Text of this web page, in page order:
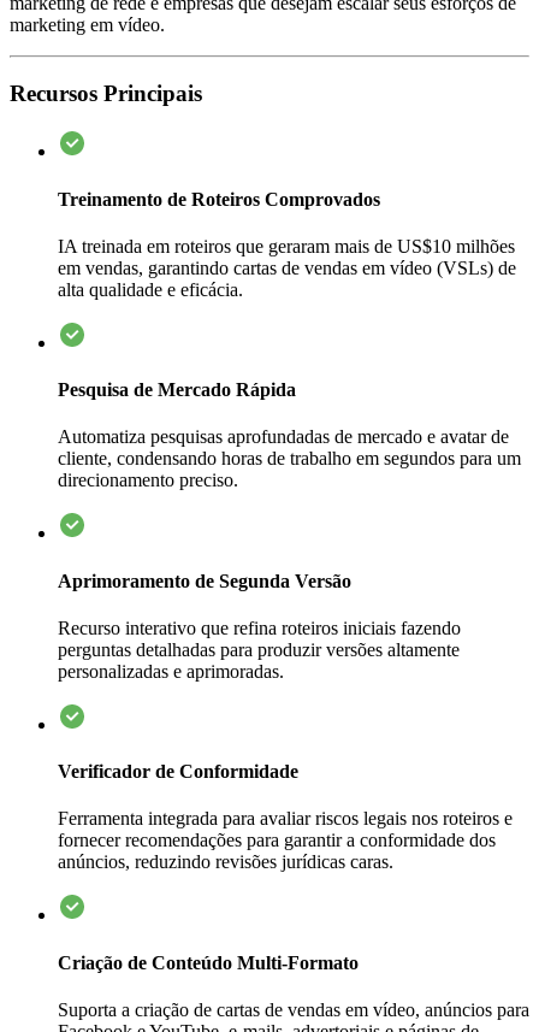
marketing em vídeo.
Recursos Principais
Treinamento de Roteiros Comprovados
IA treinada em roteiros que geraram mais de US$10 milhões
em vendas, garantindo cartas de vendas em vídeo (VSLs) de
alta qualidade e eficácia.
Pesquisa de Mercado Rápida
Automatiza pesquisas aprofundadas de mercado e avatar de
cliente, condensando horas de trabalho em segundos para um
direcionamento preciso.
Aprimoramento de Segunda Versão
Recurso interativo que refina roteiros iniciais fazendo
perguntas detalhadas para produzir versões altamente
personalizadas e aprimoradas.
Verificador de Conformidade
Ferramenta integrada para avaliar riscos legais nos roteiros e
fornecer recomendações para garantir a conformidade dos
anúncios, reduzindo revisões jurídicas caras.
Criação de Conteúdo Multi-Formato
Suporta a criação de cartas de vendas em vídeo, anúncios para